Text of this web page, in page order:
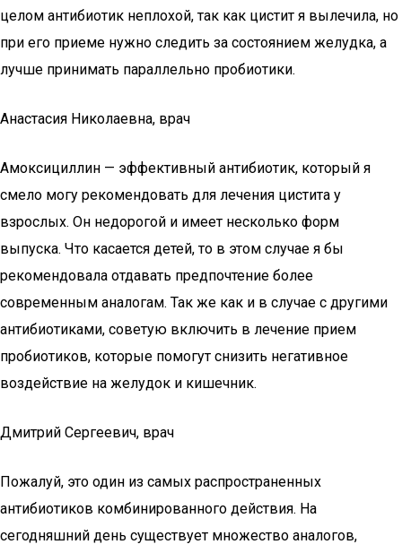
целом антибиотик неплохой, так как цистит я вылечила, но
при его приеме нужно следить за состоянием желудка, а
лучше принимать параллельно пробиотики.
Анастасия Николаевна, врач
Амоксициллин — эффективный антибиотик, который я
смело могу рекомендовать для лечения цистита у
взрослых. Он недорогой и имеет несколько форм
выпуска. Что касается детей, то в этом случае я бы
рекомендовала отдавать предпочтение более
современным аналогам. Так же как и в случае с другими
антибиотиками, советую включить в лечение прием
пробиотиков, которые помогут снизить негативное
воздействие на желудок и кишечник.
Дмитрий Сергеевич, врач
Пожалуй, это один из самых распространенных
антибиотиков комбинированного действия. На
сегодняшний день существует множество аналогов,